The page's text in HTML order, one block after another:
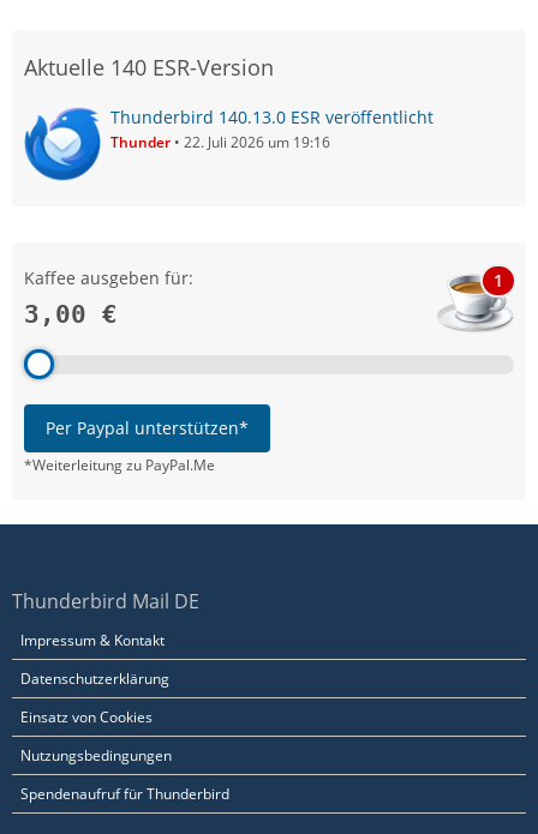
Aktuelle 140 ESR-Version
Thunderbird 140.13.0 ESR veröffentlicht
Thunder 22. Juli 2026 um 19:16
Kaffee ausgeben für:
3,00 €
1
Per Paypal unterstützen*
*Weiterleitung zu PayPal.Me
Thunderbird Mail DE
Impressum & Kontakt
Datenschutzerklärung
Einsatz von Cookies
Nutzungsbedingungen
Spendenaufruf für Thunderbird